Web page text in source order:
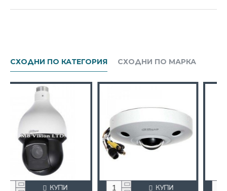
СХОДНИ ПО КАТЕГОРИЯ СХОДНИ ПО МАРКА